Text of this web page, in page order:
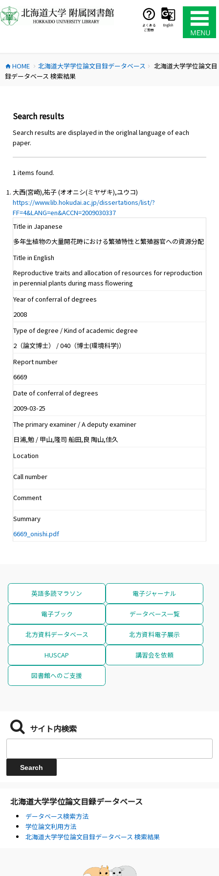
ン
テ
ス
キ
よくある
ご質問
English
home HOME chevron_right 北海道大学学位論文目録データベース chevron_right
北海道大学学位論文目
録データベース 検索結果
Search results
Search results are displayed in the origlnal language of each
paper.
1 items found.
大西(宮崎),祐子 (オオニシ(ミヤザキ),ユウコ)
https://www.lib.hokudai.ac.jp/dissertations/list/?
FF=4&LANG=en&ACCN=2009030337
Title in Japanese
多年生植物の大量開花時における繁殖特性と繁殖器官への資源分配
Title in English
Reproductive traits and allocation of resources for reproduction
in perennial plants during mass flowering
Year of conferral of degrees
2008
Type of degree / Kind of academic degree
2（論文博士） / 040（博士(環境科学)）
Report number
6669
Date of conferral of degrees
2009-03-25
The primary examiner / A deputy examiner
日浦,勉 / 甲山,隆司 船田,良 陶山,佳久
Location
Call number
Comment
Summary
6669_onishi.pdf
英語多読マラソン 電子ジャーナル
電子ブック データベース一覧
北方資料データベース 北方資料電子展示
HUSCAP 講習会を依頼
図書館へのご支援
サイト内検索
北海道大学学位論文目録データベース
データベース検索方法
学位論文利用方法
北海道大学学位論文目録データベース 検索結果